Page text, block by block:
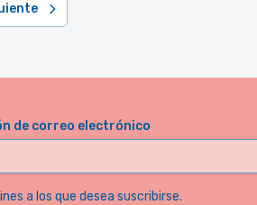
de correo electrónico
a los que desea suscribirse.